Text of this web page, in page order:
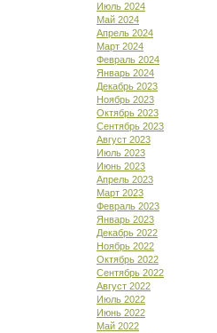
Июль 2024
Май 2024
Апрель 2024
Март 2024
Февраль 2024
Январь 2024
Декабрь 2023
Ноябрь 2023
Октябрь 2023
Сентябрь 2023
Август 2023
Июль 2023
Июнь 2023
Апрель 2023
Март 2023
Февраль 2023
Январь 2023
Декабрь 2022
Ноябрь 2022
Октябрь 2022
Сентябрь 2022
Август 2022
Июль 2022
Июнь 2022
Май 2022